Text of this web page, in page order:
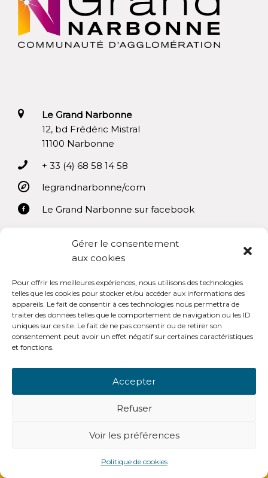
Le Grand Narbonne
12, bd Frédéric Mistral
11100 Narbonne
+ 33 (4) 68 58 14 58
legrandnarbonne/com
Le Grand Narbonne sur facebook
Mentions légales
Conditions générales d’utilisation
OpenSub Portail V3.0
Gérer le consentement
aux cookies
Pour offrir les meilleures expériences, nous utilisons des technologies
telles que les cookies pour stocker et/ou accéder aux informations des
appareils. Le fait de consentir à ces technologies nous permettra de
traiter des données telles que le comportement de navigation ou les ID
uniques sur ce site. Le fait de ne pas consentir ou de retirer son
consentement peut avoir un effet négatif sur certaines caractéristiques
et fonctions.
Accepter
Refuser
Voir les préférences
Politique de cookies